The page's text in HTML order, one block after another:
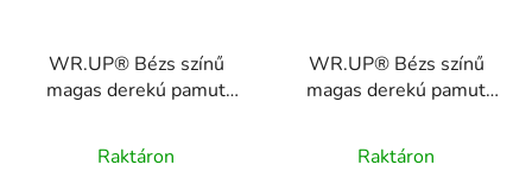
WR.UP® Bézs színű
magas derekú pamut
derekú RE(MOVE)
WRUP2HF327, M35
Raktáron
WR.UP® Bézs színű
magas derekú pamut
WRUP1HC001ORG,
Z114
Raktáron